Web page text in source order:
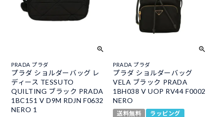
PRADA プラダ
プラダ ショルダーバッグ レ
ディース TESSUTO
QUILTING ブラック PRADA
1BC151 V D9M RDJN F0632
NERO 1
PRADA プラダ
プラダ ショルダーバッグ
VELA ブラック PRADA
1BH038 V UOP RV44 F0002
NERO
送料無料
ラッピング